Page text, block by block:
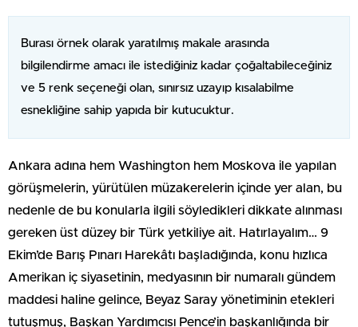
Burası örnek olarak yaratılmış makale arasında
bilgilendirme amacı ile istediğiniz kadar çoğaltabileceğiniz
ve 5 renk seçeneği olan, sınırsız uzayıp kısalabilme
esnekliğine sahip yapıda bir kutucuktur.
Ankara adına hem Washington hem Moskova ile yapılan
görüşmelerin, yürütülen müzakerelerin içinde yer alan, bu
nedenle de bu konularla ilgili söyledikleri dikkate alınması
gereken üst düzey bir Türk yetkiliye ait. Hatırlayalım… 9
Ekim’de Barış Pınarı Harekâtı başladığında, konu hızlıca
Amerikan iç siyasetinin, medyasının bir numaralı gündem
maddesi haline gelince, Beyaz Saray yönetiminin etekleri
tutuşmuş, Başkan Yardımcısı Pence’in başkanlığında bir